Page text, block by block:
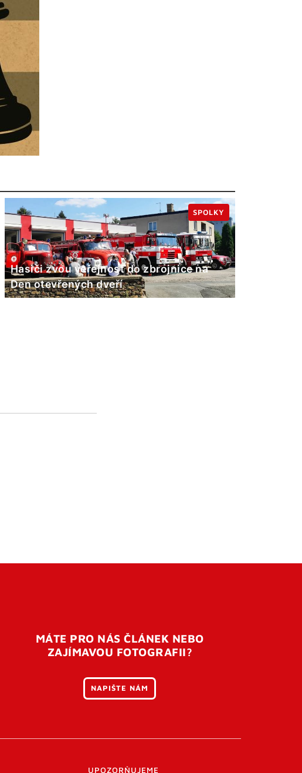
Hasiči zvou veřejnost do zbrojnice na
Den otevřených dveří
SPOLKY
MÁTE PRO NÁS ČLÁNEK NEBO
ZAJÍMAVOU FOTOGRAFII?
NAPIŠTE NÁM
UPOZORŇUJEME